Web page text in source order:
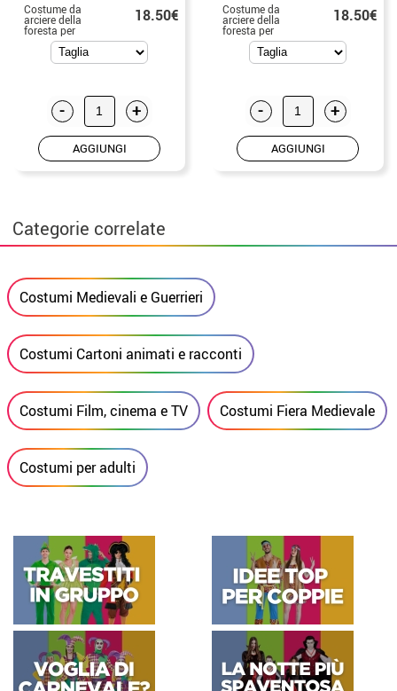
Costume da
arciere della
foresta per
bambina
18.50€
- +
AGGIUNGI
Costume da
arciere della
foresta per
bambino
18.50€
- +
AGGIUNGI
Categorie correlate
Costumi Medievali e Guerrieri
Costumi Cartoni animati e racconti
Costumi Film, cinema e TV Costumi Fiera Medievale
Costumi per adulti